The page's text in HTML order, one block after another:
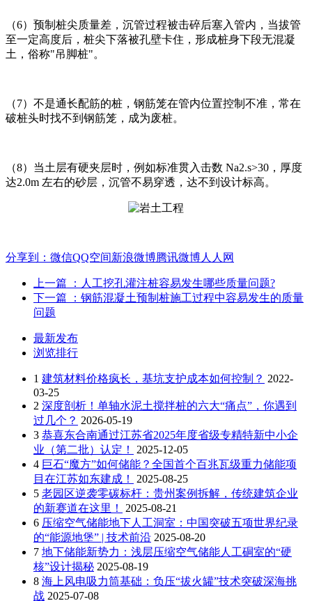
（6）预制桩尖质量差，沉管过程被击碎后塞入管内，当拔管
至一定高度后，桩尖下落被孔壁卡住，形成桩身下段无混凝
土，俗称"吊脚桩"。
（7）不是通长配筋的桩，钢筋笼在管内位置控制不准，常在
破桩头时找不到钢筋笼，成为废桩。
（8）当土层有硬夹层时，例如标准贯入击数 Na2.s>30，厚度
达2.0m 左右的砂层，沉管不易穿透，达不到设计标高。
分享到： 微信QQ空间新浪微博腾讯微博人人网
上一篇
：人工挖孔灌注桩容易发生哪些质量问题?
下一篇
：钢筋混凝土预制桩施工过程中容易发生的质量
问题
最新发布
浏览排行
1 建筑材料价格疯长，基坑支护成本如何控制？ 2022-
03-25
2 深度剖析！单轴水泥土搅拌桩的六大“痛点”，你遇到
过几个？ 2026-05-19
3 恭喜东合南通过江苏省2025年度省级专精特新中小企
业（第二批）认定！
2025-12-05
4 巨石“魔方”如何储能？全国首个百兆瓦级重力储能项
目在江苏如东建成！
2025-08-25
5 老园区逆袭零碳标杆：贵州案例拆解，传统建筑企业
的新赛道在这里！
2025-08-21
6 压缩空气储能地下人工洞室：中国突破五项世界纪录
的“能源地堡” | 技术前沿 2025-08-20
7 地下储能新势力：浅层压缩空气储能人工硐室的“硬
核”设计揭秘 2025-08-19
8 海上风电吸力筒基础：负压“拔火罐”技术突破深海挑
战 2025-07-08